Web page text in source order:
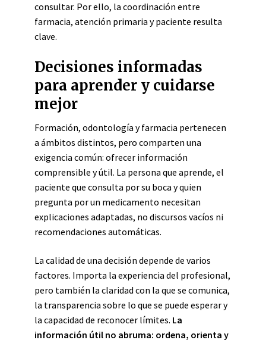
consultar. Por ello, la coordinación entre
farmacia, atención primaria y paciente resulta
clave.
Decisiones informadas
para aprender y cuidarse
mejor
Formación, odontología y farmacia pertenecen
a ámbitos distintos, pero comparten una
exigencia común: ofrecer información
comprensible y útil. La persona que aprende, el
paciente que consulta por su boca y quien
pregunta por un medicamento necesitan
explicaciones adaptadas, no discursos vacíos ni
recomendaciones automáticas.
La calidad de una decisión depende de varios
factores. Importa la experiencia del profesional,
pero también la claridad con la que se comunica,
la transparencia sobre lo que se puede esperar y
la capacidad de reconocer límites. La
información útil no abruma: ordena, orienta y